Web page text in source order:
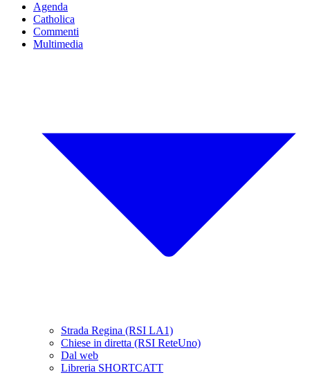
Agenda
Catholica
Commenti
Multimedia
Strada Regina (RSI LA1)
Chiese in diretta (RSI ReteUno)
Dal web
Libreria SHORTCATT